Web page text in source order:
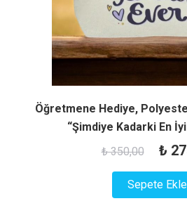
Öğretmene Hediye,
“Şimdiye Kadarki En
₺350,00
₺
₺
Sepete Ekle